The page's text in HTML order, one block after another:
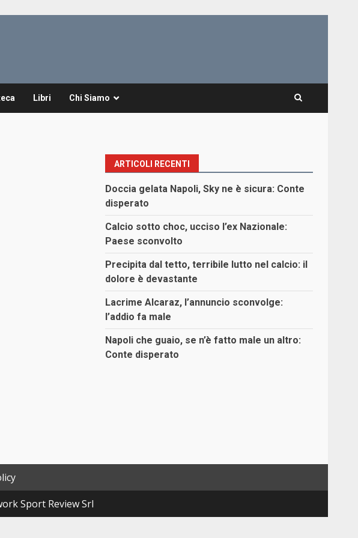
Libri Chi Siamo
ARTICOLI RECENTI
Doccia gelata Napoli, Sky ne è sicura: Conte
disperato
Calcio sotto choc, ucciso l’ex Nazionale:
Paese sconvolto
Precipita dal tetto, terribile lutto nel calcio: il
dolore è devastante
Lacrime Alcaraz, l’annuncio sconvolge:
l’addio fa male
Napoli che guaio, se n’è fatto male un altro:
Conte disperato
Sport Review Srl